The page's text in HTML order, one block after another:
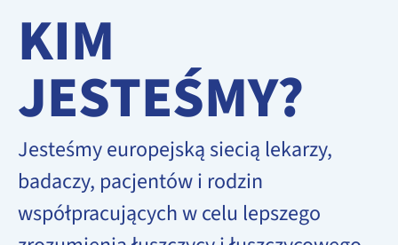
KIM
JESTEŚMY?
Jesteśmy europejską siecią lekarzy,
badaczy, pacjentów i rodzin
współpracujących w celu lepszego